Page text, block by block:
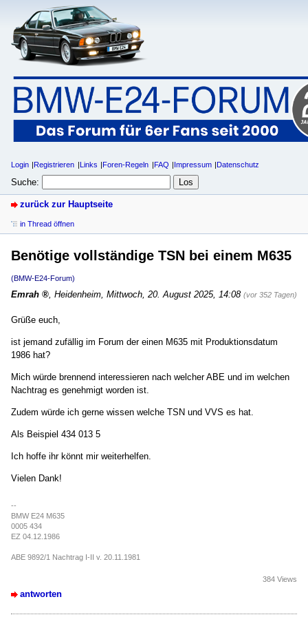
Login Registrieren Links Foren-Regeln FAQ Impressum Datenschutz
Suche:
zurück zur Hauptseite
in Thread öffnen
Benötige vollständige TSN bei einem M635
(BMW-E24-Forum)
Emrah Heidenheim Mittwoch, 20. August 2025, 14:08 (vor 352 Tagen)
Grüße euch,
ist jemand zufällig im Forum der einen M635 mit Produktionsdatum
1986 hat?
Mich würde brennend interessieren nach welcher ABE und im welchen
Nachtrag es genehmigt worden ist.
Zudem würde ich gerne wissen welche TSN und VVS es hat.
Als Beispiel 434 013 5
Ich hoffe ihr könnt mir weiterhelfen.
Vielen Dank!
--
BMW E24 M635
0005 434
EZ 04.12.1986
ABE 9892/1 Nachtrag I-II v. 20.11.1981
antworten
384 Views